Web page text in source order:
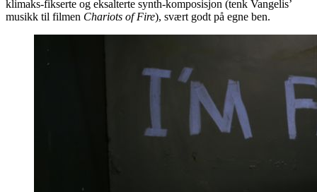
klimaks-fikserte og eksalterte synth-komposisjon (tenk Vangelis’
musikk til filmen Chariots of Fire), svært godt på egne ben.